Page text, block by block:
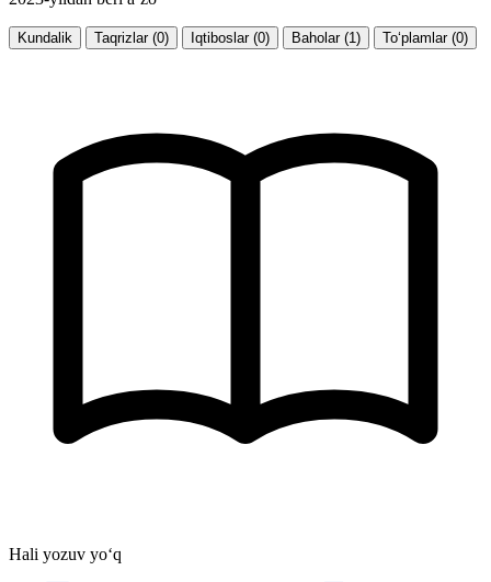
Kundalik Taqrizlar (0) Iqtiboslar (0) Baholar (1) To‘plamlar (0)
Hali yozuv yo‘q